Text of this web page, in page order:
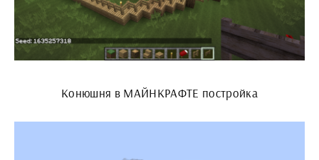
Конюшня в МАЙНКРАФТЕ постройка